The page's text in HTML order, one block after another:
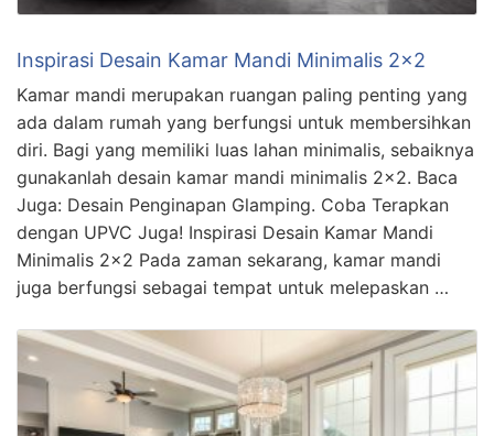
Inspirasi Desain Kamar Mandi Minimalis 2×2
Kamar mandi merupakan ruangan paling penting yang
ada dalam rumah yang berfungsi untuk membersihkan
diri. Bagi yang memiliki luas lahan minimalis, sebaiknya
gunakanlah desain kamar mandi minimalis 2×2. Baca
Juga: Desain Penginapan Glamping. Coba Terapkan
dengan UPVC Juga! Inspirasi Desain Kamar Mandi
Minimalis 2×2 Pada zaman sekarang, kamar mandi
juga berfungsi sebagai tempat untuk melepaskan …